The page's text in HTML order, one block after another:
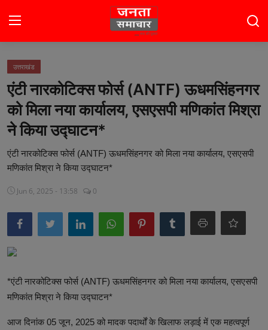
होम
भारत
टॉप स्टोरी
मनोरंजन
बिज़नेस
टेक्नोलॉजी
उत्तराखंड
एंटी नारकोटिक्स फोर्स (ANTF) ऊधमसिंहनगर
को मिला नया कार्यालय, एसएसपी मणिकांत मिश्रा
ने किया उद्घाटन*
एंटी नारकोटिक्स फोर्स (ANTF) ऊधमसिंहनगर को मिला नया कार्यालय, एसएसपी
मणिकांत मिश्रा ने किया उद्घाटन*
Jun 6, 2025 - 13:58 0
*एंटी नारकोटिक्स फोर्स (ANTF) ऊधमसिंहनगर को मिला नया कार्यालय, एसएसपी
मणिकांत मिश्रा ने किया उद्घाटन*
आज दिनांक 05 जून, 2025 को मादक पदार्थों के खिलाफ लड़ाई में एक महत्वपूर्ण